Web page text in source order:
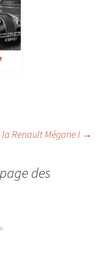
Renault Mégane I →
des